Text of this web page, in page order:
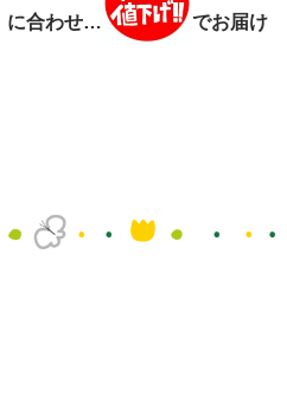
に合わせ…
でお届け